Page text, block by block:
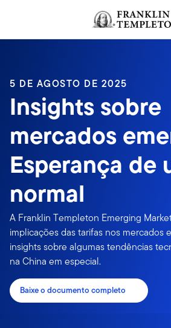
5 DE AGOSTO DE 2025
Insights sobre
mercados
Esperança de
normal
A Franklin Templeton Emerging
implicações das tarifas nos mercados
insights sobre algumas tendências
na China em especial.
Baixe o documento completo